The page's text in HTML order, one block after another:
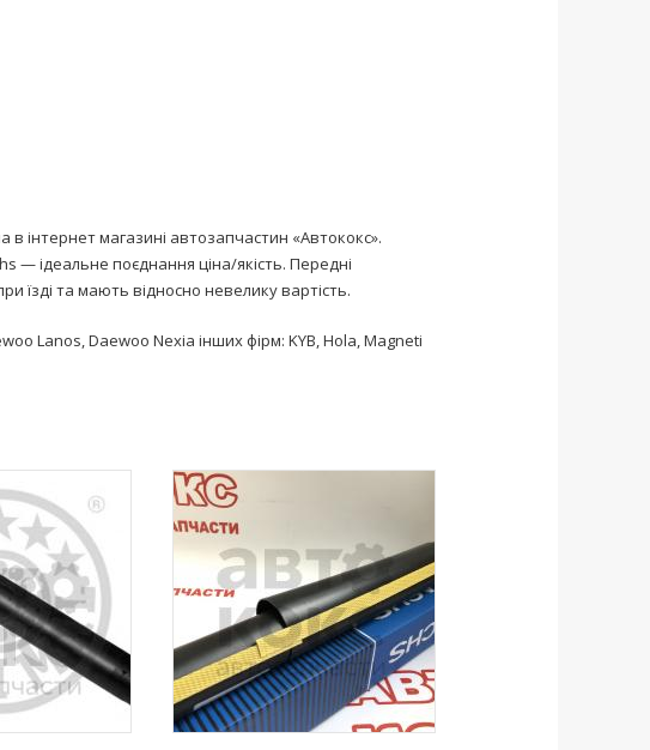
інтернет магазині автозапчастин «Автококс».
— ідеальне поєднання ціна/якість. Передні
їзді та мають відносно невелику вартість.
Lanos, Daewoo Nexia інших фірм: KYB, Hola, Magneti